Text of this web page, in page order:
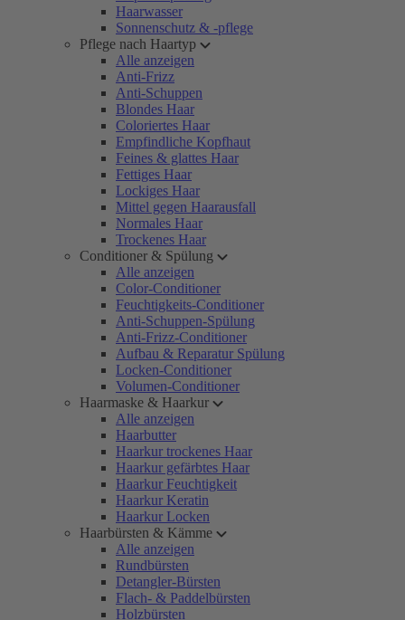
Haarwasser
Sonnenschutz & -pflege
Pflege nach Haartyp
Alle anzeigen
Anti-Frizz
Anti-Schuppen
Blondes Haar
Coloriertes Haar
Empfindliche Kopfhaut
Feines & glattes Haar
Fettiges Haar
Lockiges Haar
Mittel gegen Haarausfall
Normales Haar
Trockenes Haar
Conditioner & Spülung
Alle anzeigen
Color-Conditioner
Feuchtigkeits-Conditioner
Anti-Schuppen-Spülung
Anti-Frizz-Conditioner
Aufbau & Reparatur Spülung
Locken-Conditioner
Volumen-Conditioner
Haarmaske & Haarkur
Alle anzeigen
Haarbutter
Haarkur trockenes Haar
Haarkur gefärbtes Haar
Haarkur Feuchtigkeit
Haarkur Keratin
Haarkur Locken
Haarbürsten & Kämme
Alle anzeigen
Rundbürsten
Detangler-Bürsten
Flach- & Paddelbürsten
Holzbürsten